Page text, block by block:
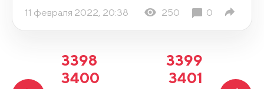
11 февраля 2022, 20:38 250 0
3398
3399
3400
3401